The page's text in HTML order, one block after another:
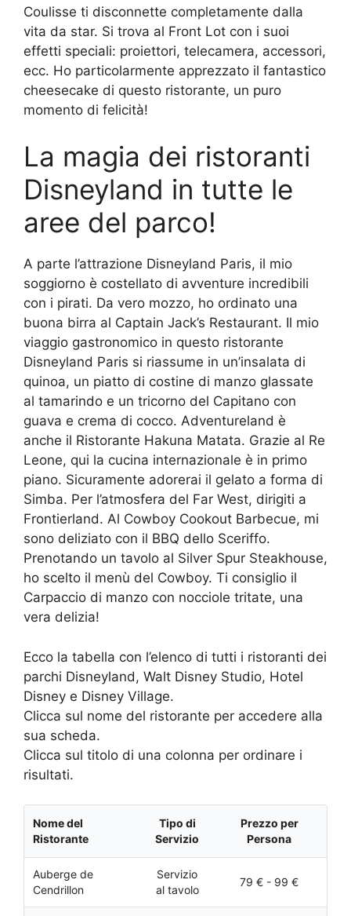
Coulisse ti disconnette completamente dalla
vita da star. Si trova al Front Lot con i suoi
effetti speciali: proiettori, telecamera, accessori,
ecc. Ho particolarmente apprezzato il fantastico
cheesecake di questo ristorante, un puro
momento di felicità!
La magia dei ristoranti
Disneyland in tutte le
aree del parco!
A parte l’attrazione Disneyland Paris, il mio
soggiorno è costellato di avventure incredibili
con i pirati. Da vero mozzo, ho ordinato una
buona birra al Captain Jack’s Restaurant. Il mio
viaggio gastronomico in questo ristorante
Disneyland Paris si riassume in un’insalata di
quinoa, un piatto di costine di manzo glassate
al tamarindo e un tricorno del Capitano con
guava e crema di cocco. Adventureland è
anche il Ristorante Hakuna Matata. Grazie al Re
Leone, qui la cucina internazionale è in primo
piano. Sicuramente adorerai il gelato a forma di
Simba. Per l’atmosfera del Far West, dirigiti a
Frontierland. Al Cowboy Cookout Barbecue, mi
sono deliziato con il BBQ dello Sceriffo.
Prenotando un tavolo al Silver Spur Steakhouse,
ho scelto il menù del Cowboy. Ti consiglio il
Carpaccio di manzo con nocciole tritate, una
vera delizia!
Ecco la tabella con l’elenco di tutti i ristoranti dei
parchi Disneyland, Walt Disney Studio, Hotel
Disney e Disney Village.
Clicca sul nome del ristorante per accedere alla
sua scheda.
Clicca sul titolo di una colonna per ordinare i
risultati.
Nome del
Ristorante
Tipo di
Servizio
Prezzo per
Persona
Auberge de
Cendrillon
Servizio
al tavolo
79 € - 99 €